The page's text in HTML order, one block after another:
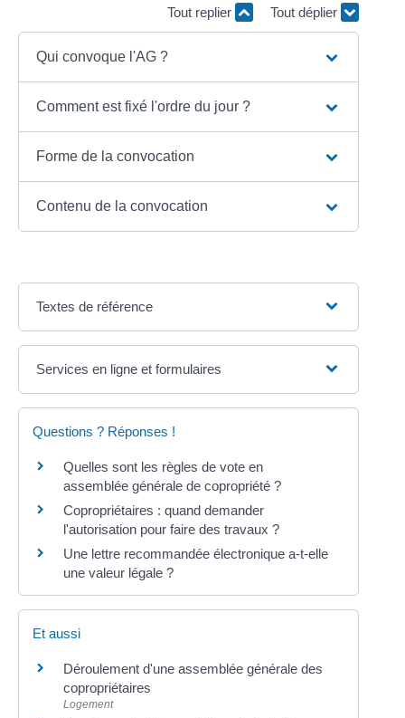
Tout replier Tout déplier
Qui convoque l'AG ?
Comment est fixé l'ordre du jour ?
Forme de la convocation
Contenu de la convocation
Textes de référence
Services en ligne et formulaires
Questions ? Réponses !
Quelles sont les règles de vote en
assemblée générale de copropriété ?
Copropriétaires : quand demander
l'autorisation pour faire des travaux ?
Une lettre recommandée électronique a-t-elle
une valeur légale ?
Et aussi
Déroulement d'une assemblée générale des
copropriétaires
Logement